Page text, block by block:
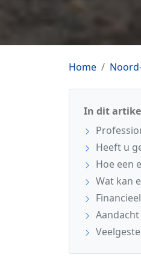
Home
In dit
Heeft u
Hoe een
Wat kan